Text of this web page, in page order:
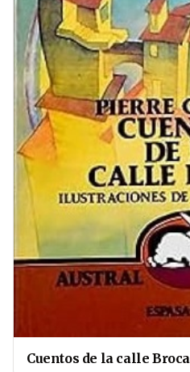
Cuentos de la calle Broca